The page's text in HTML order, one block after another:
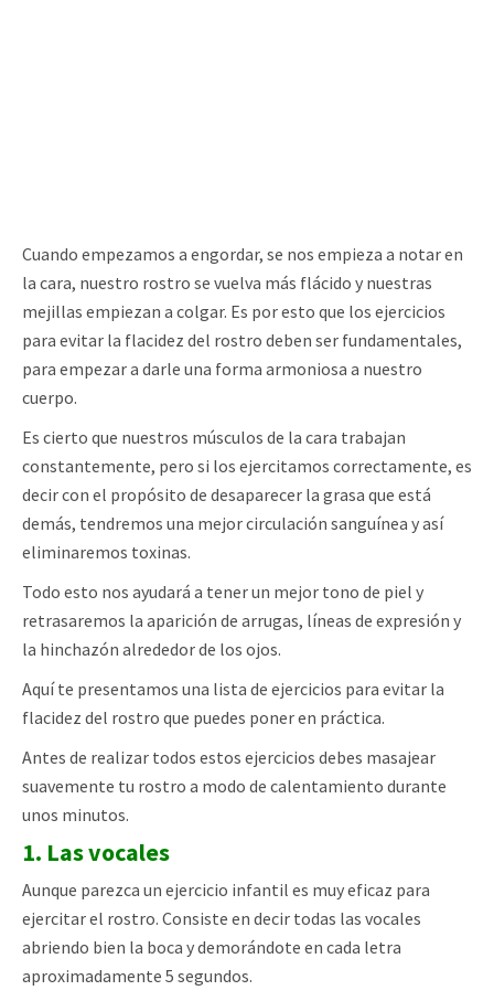
Cuando empezamos a engordar, se nos empieza a notar en
la cara, nuestro rostro se vuelva más flácido y nuestras
mejillas empiezan a colgar. Es por esto que los ejercicios
para evitar la flacidez del rostro deben ser fundamentales,
para empezar a darle una forma armoniosa a nuestro
cuerpo.
Es cierto que nuestros músculos de la cara trabajan
constantemente, pero si los ejercitamos correctamente, es
decir con el propósito de desaparecer la grasa que está
demás, tendremos una mejor circulación sanguínea y así
eliminaremos toxinas.
Todo esto nos ayudará a tener un mejor tono de piel y
retrasaremos la aparición de arrugas, líneas de expresión y
la hinchazón alrededor de los ojos.
Aquí te presentamos una lista de ejercicios para evitar la
flacidez del rostro que puedes poner en práctica.
Antes de realizar todos estos ejercicios debes masajear
suavemente tu rostro a modo de calentamiento durante
unos minutos.
1. Las vocales
Aunque parezca un ejercicio infantil es muy eficaz para
ejercitar el rostro. Consiste en decir todas las vocales
abriendo bien la boca y demorándote en cada letra
aproximadamente 5 segundos.